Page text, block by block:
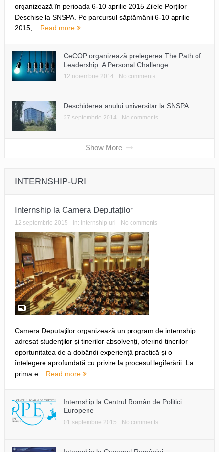
organizează în perioada 6-10 aprilie 2015 Zilele Porților
Deschise la SNSPA. Pe parcursul săptămânii 6-10 aprilie
2015,... Read more
CeCOP organizează prelegerea The Path of
Leadership: A Personal Challenge
12 noiembrie 2014 No comments
Deschiderea anului universitar la SNSPA
27 septembrie 2014 No comments
Show More
INTERNSHIP-URI
Internship la Camera Deputaților
12 septembrie 2015 In: Internship-uri No comments
Camera Deputaților organizează un program de internship
adresat studenților și tinerilor absolvenți, oferind tinerilor
oportunitatea de a dobândi experiență practică și o
înțelegere aprofundată cu privire la procesul legiferării. La
prima e... Read more
Internship la Centrul Român de Politici
Europene
01 septembrie 2015 No comments